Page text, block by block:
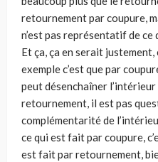
retournement par coupure,
n’est pas représentatif de
Et ça, ça en serait
exemple c’est que par
peut désenchaîner
retournement, il est pas
complémentarité de
ce qui est fait par coupure,
est fait par retournement,